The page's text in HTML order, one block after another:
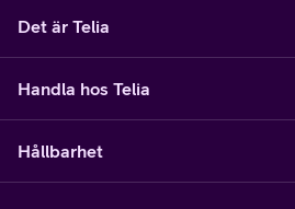
Det är Telia
Handla hos Telia
Hållbarhet